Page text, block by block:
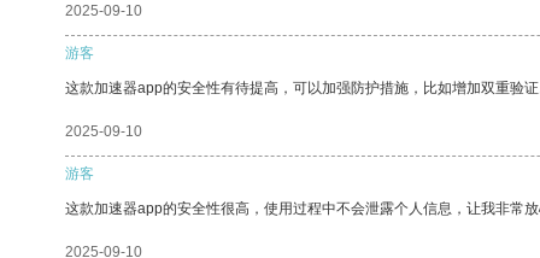
2025-09-10
游客
这款加速器app的安全性有待提高，可以加强防护措施，比如增加双重验证
2025-09-10
游客
这款加速器app的安全性很高，使用过程中不会泄露个人信息，让我非常放
2025-09-10